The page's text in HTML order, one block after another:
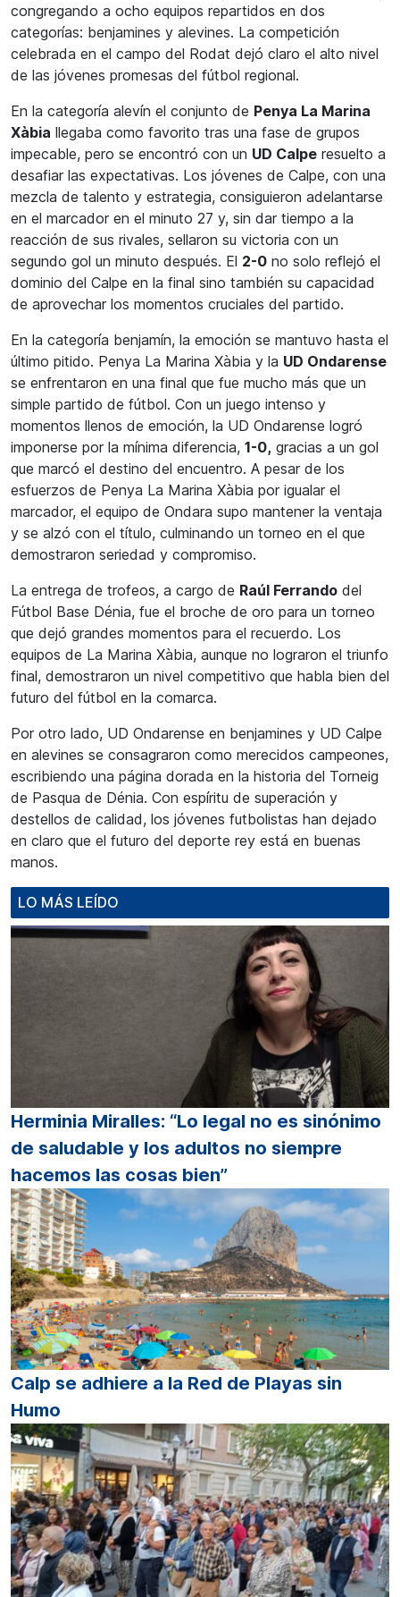
congregando a ocho equipos repartidos en dos
categorías: benjamines y alevines. La competición
celebrada en el campo del Rodat dejó claro el alto nivel
de las jóvenes promesas del fútbol regional.
En la categoría alevín el conjunto de Penya La Marina
Xàbia llegaba como favorito tras una fase de grupos
impecable, pero se encontró con un UD Calpe resuelto a
desafiar las expectativas. Los jóvenes de Calpe, con una
mezcla de talento y estrategia, consiguieron adelantarse
en el marcador en el minuto 27 y, sin dar tiempo a la
reacción de sus rivales, sellaron su victoria con un
segundo gol un minuto después. El 2-0 no solo reflejó el
dominio del Calpe en la final sino también su capacidad
de aprovechar los momentos cruciales del partido.
En la categoría benjamín, la emoción se mantuvo hasta el
último pitido. Penya La Marina Xàbia y la UD Ondarense
se enfrentaron en una final que fue mucho más que un
simple partido de fútbol. Con un juego intenso y
momentos llenos de emoción, la UD Ondarense logró
imponerse por la mínima diferencia, 1-0, gracias a un gol
que marcó el destino del encuentro. A pesar de los
esfuerzos de Penya La Marina Xàbia por igualar el
marcador, el equipo de Ondara supo mantener la ventaja
y se alzó con el título, culminando un torneo en el que
demostraron seriedad y compromiso.
La entrega de trofeos, a cargo de Raúl Ferrando del
Fútbol Base Dénia, fue el broche de oro para un torneo
que dejó grandes momentos para el recuerdo. Los
equipos de La Marina Xàbia, aunque no lograron el triunfo
final, demostraron un nivel competitivo que habla bien del
futuro del fútbol en la comarca.
Por otro lado, UD Ondarense en benjamines y UD Calpe
en alevines se consagraron como merecidos campeones,
escribiendo una página dorada en la historia del Torneig
de Pasqua de Dénia. Con espíritu de superación y
destellos de calidad, los jóvenes futbolistas han dejado
en claro que el futuro del deporte rey está en buenas
manos.
LO MÁS LEÍDO
Herminia Miralles: “Lo legal no es sinónimo
de saludable y los adultos no siempre
hacemos las cosas bien”
Calp se adhiere a la Red de Playas sin
Humo